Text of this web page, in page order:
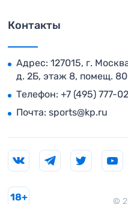
Контакты
Адрес: 127015, г.
д. 2Б, этаж 8, помещ.
Телефон: +7 (495) 777-
Почта: sports@kp.ru
©
18+